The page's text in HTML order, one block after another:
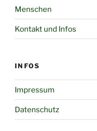
Menschen
Kontakt und Infos
INFOS
Impressum
Datenschutz